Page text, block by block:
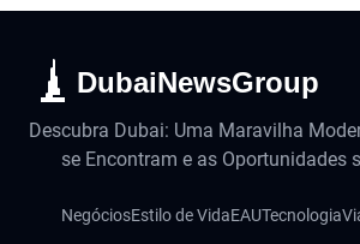
DubaiNewsGroup
Descubra Dubai: Uma Maravilha
se Encontram e as Oportunidades
NegóciosEstilo de VidaEAUTecnologia